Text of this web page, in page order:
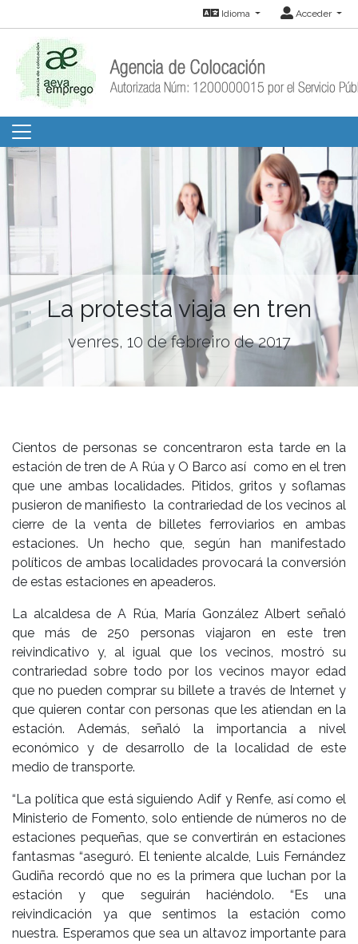
Idioma Acceder
La protesta viaja en tren
venres, 10 de febreiro de 2017
Cientos de personas se concentraron esta tarde en la
estación de tren de A Rúa y O Barco así como en el tren
que une ambas localidades. Pitidos, gritos y soflamas
pusieron de manifiesto la contrariedad de los vecinos al
cierre de la venta de billetes ferroviarios en ambas
estaciones. Un hecho que, según han manifestado
políticos de ambas localidades provocará la conversión
de estas estaciones en apeaderos.
La alcaldesa de A Rúa, María González Albert señaló
que más de 250 personas viajaron en este tren
reivindicativo y, al igual que los vecinos, mostró su
contrariedad sobre todo por los vecinos mayor edad
que no pueden comprar su billete a través de Internet y
que quieren contar con personas que les atiendan en la
estación. Además, señaló la importancia a nivel
económico y de desarrollo de la localidad de este
medio de transporte.
“La política que está siguiendo Adif y Renfe, así como el
Ministerio de Fomento, solo entiende de números no de
estaciones pequeñas, que se convertirán en estaciones
fantasmas “aseguró. El teniente alcalde, Luis Fernández
Gudiña recordó que no es la primera que luchan por la
estación y que seguirán haciéndolo. “Es una
reivindicación ya que sentimos la estación como
nuestra. Esperamos que sea un altavoz importante para